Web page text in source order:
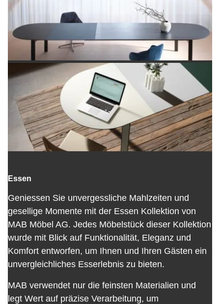
Essen
Geniessen Sie unvergessliche Mahlzeiten und
gesellige Momente mit der Essen Kollektion von
MAB Möbel AG. Jedes Möbelstück dieser Kollektion
wurde mit Blick auf Funktionalität, Eleganz und
Komfort entworfen, um Ihnen und Ihren Gästen ein
unvergleichliches Esserlebnis zu bieten.
MAB verwendet nur die feinsten Materialien und
legt Wert auf präzise Verarbeitung, um